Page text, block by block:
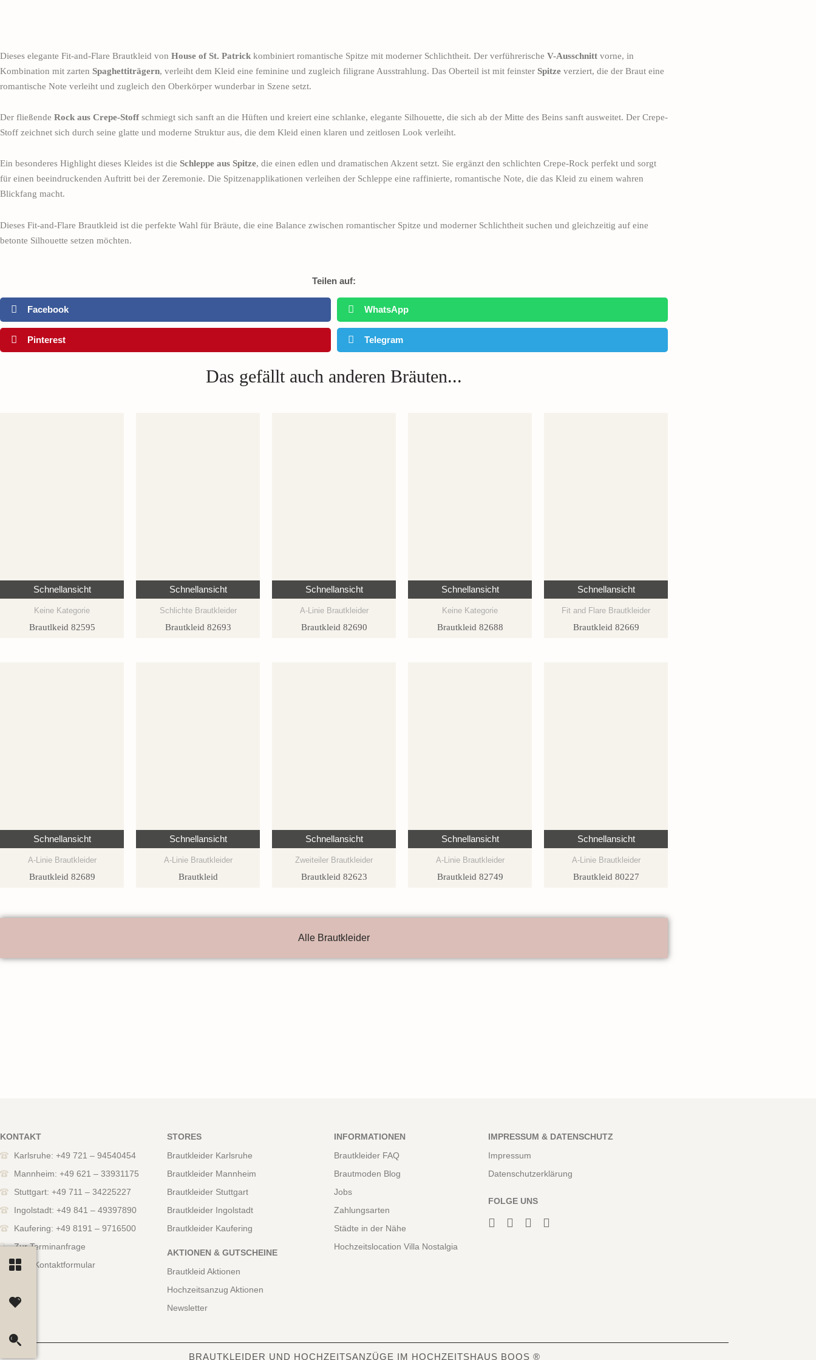
Dieses elegante Fit-and-Flare Brautkleid von House of St. Patrick kombiniert romantische Spitze mit moderner Schlichtheit. Der verführerische V-Ausschnitt vorne, in
Kombination mit zarten Spaghettiträgern, verleiht dem Kleid eine feminine und zugleich filigrane Ausstrahlung. Das Oberteil ist mit feinster Spitze verziert, die der Braut eine
romantische Note verleiht und zugleich den Oberkörper wunderbar in Szene setzt.
Der fließende Rock aus Crepe-Stoff schmiegt sich sanft an die Hüften und kreiert eine schlanke, elegante Silhouette, die sich ab der Mitte des Beins sanft ausweitet. Der Crepe-
Stoff zeichnet sich durch seine glatte und moderne Struktur aus, die dem Kleid einen klaren und zeitlosen Look verleiht.
Ein besonderes Highlight dieses Kleides ist die Schleppe aus Spitze, die einen edlen und dramatischen Akzent setzt. Sie ergänzt den schlichten Crepe-Rock perfekt und sorgt
für einen beeindruckenden Auftritt bei der Zeremonie. Die Spitzenapplikationen verleihen der Schleppe eine raffinierte, romantische Note, die das Kleid zu einem wahren
Blickfang macht.
Dieses Fit-and-Flare Brautkleid ist die perfekte Wahl für Bräute, die eine Balance zwischen romantischer Spitze und moderner Schlichtheit suchen und gleichzeitig auf eine
betonte Silhouette setzen möchten.
Teilen auf:
Facebook WhatsApp
Pinterest Telegram
Das gefällt auch anderen Bräuten...
Schnellansicht
Keine Kategorie
Brautlkeid 82595
Schnellansicht
Schlichte Brautkleider
Brautkleid 82693
Schnellansicht
A-Linie Brautkleider
Brautkleid 82690
Schnellansicht
Keine Kategorie
Brautkleid 82688
Schnellansicht
Fit and Flare Brautkleider
Brautkleid 82669
Schnellansicht
A-Linie Brautkleider
Brautkleid 82689
Schnellansicht
A-Linie Brautkleider
Brautkleid
Schnellansicht
Zweiteiler Brautkleider
Brautkleid 82623
Schnellansicht
A-Linie Brautkleider
Brautkleid 82749
Schnellansicht
A-Linie Brautkleider
Brautkleid 80227
Alle Brautkleider
KONTAKT
Karlsruhe: +49 721 – 94540454
Mannheim: +49 621 – 33931175
Stuttgart: +49 711 – 34225227
Ingolstadt: +49 841 – 49397890
Kaufering: +49 8191 – 9716500
Zur Terminanfrage
Zum Kontaktformular
STORES
Brautkleider Karlsruhe
Brautkleider Mannheim
Brautkleider Stuttgart
Brautkleider Ingolstadt
Brautkleider Kaufering
AKTIONEN & GUTSCHEINE
Brautkleid Aktionen
Hochzeitsanzug Aktionen
Newsletter
INFORMATIONEN
Brautkleider FAQ
Brautmoden Blog
Jobs
Zahlungsarten
Städte in der Nähe
Hochzeitslocation Villa Nostalgia
IMPRESSUM & DATENSCHUTZ
Impressum
Datenschutzerklärung
FOLGE UNS
BRAUTKLEIDER UND HOCHZEITSANZÜGE IM HOCHZEITSHAUS BOOS ®